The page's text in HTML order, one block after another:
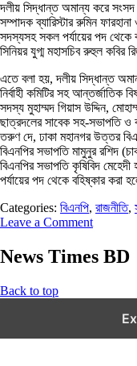
দলীয় সিদ্ধান্ত অমান্য করে সংসদ
সম্পাদক ব্যারিস্টার রুমিন
সদস্যসহ সকল পর্যায়ের পদ থেকে
সিনিয়র যুগ্ম মহাসচিব রুহুল কবির
এতে বলা হয়, দলীয় সিদ্ধান্ত
নির্বাহী কমিটির সহ আন্তর্জাতিক
সদস্য মুহাম্মদ গিয়াস উদ্দিন,
ছাত্রদলের সাবেক সহ-সভাপতি ও
তরুণ দে, ঢাকা মহানগর উত্তর
বিএনপির সভাপতি মামুনুর রশিদ
বিএনপির সভাপতি কৃষিবিদ
পর্যায়ের পদ থেকে বহিষ্কার করা
Categories: বিএনপি, রাজনীতি,
Leave a Comment
News Times BD
Back to top